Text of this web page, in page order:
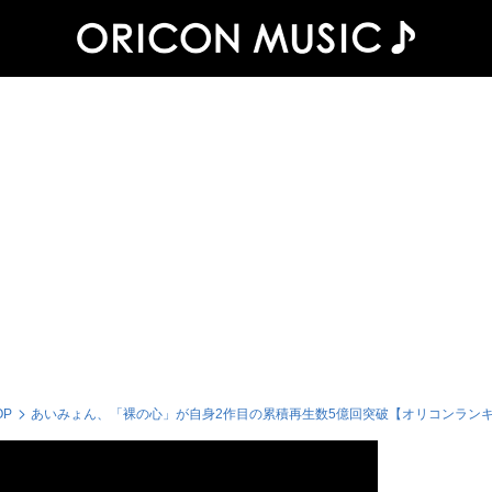
あいみょん、「裸の心」が自身2作目の累積再生数5億回突破【オリコンラン